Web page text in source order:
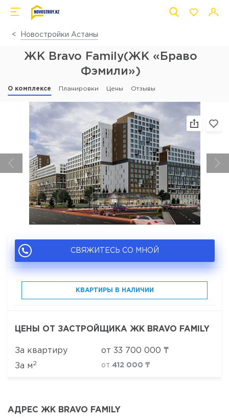
Новостройки Астаны
ЖК Bravo Family(ЖК «Браво
Фэмили»)
О комплексе Планировки Цены Отзывы
СВЯЖИТЕСЬ СО МНОЙ
КВАРТИРЫ В НАЛИЧИИ
ЦЕНЫ ОТ ЗАСТРОЙЩИКА ЖК BRAVO FAMILY
За квартиру от 33 700 000 ₸
За м2 от 412 000 ₸
АДРЕС ЖК BRAVO FAMILY